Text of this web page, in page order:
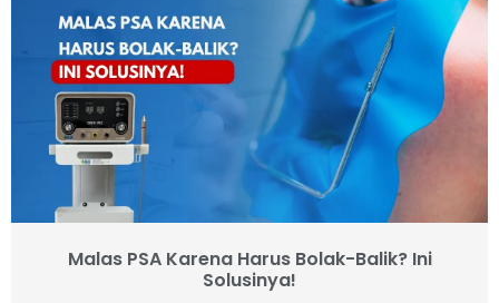
Malas PSA Karena Harus Bolak-Balik? Ini
Solusinya!